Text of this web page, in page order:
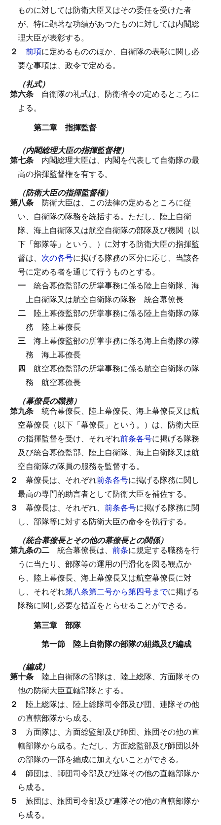
ものに対しては防衛大臣又はその委任を受けた者
が、特に顕著な功績があつたものに対しては内閣総
理大臣が表彰する。
２ 前項に定めるもののほか、自衛隊の表彰に関し必
要な事項は、政令で定める。
（礼式）
第六条 自衛隊の礼式は、防衛省令の定めるところに
よる。
第二章 指揮監督
（内閣総理大臣の指揮監督権）
第七条 内閣総理大臣は、内閣を代表して自衛隊の最
高の指揮監督権を有する。
（防衛大臣の指揮監督権）
第八条 防衛大臣は、この法律の定めるところに従
い、自衛隊の隊務を統括する。 ただし、陸上自衛
隊、海上自衛隊又は航空自衛隊の部隊及び機関（以
下「部隊等」という。）に対する防衛大臣の指揮監
督は、 次の各号に掲げる隊務の区分に応じ、当該各
号に定める者を通じて行うものとする。
一 統合幕僚監部の所掌事務に係る陸上自衛隊、海
上自衛隊又は航空自衛隊の隊務
統合幕僚長
二 陸上幕僚監部の所掌事務に係る陸上自衛隊の隊
務
陸上幕僚長
三 海上幕僚監部の所掌事務に係る海上自衛隊の隊
務
海上幕僚長
四 航空幕僚監部の所掌事務に係る航空自衛隊の隊
務
航空幕僚長
（幕僚長の職務）
第九条 統合幕僚長、陸上幕僚長、海上幕僚長又は航
空幕僚長（以下「幕僚長」という。）は、防衛大臣
の指揮監督を受け、それぞれ前条各号に掲げる隊務
及び統合幕僚監部、陸上自衛隊、海上自衛隊又は航
空自衛隊の隊員の服務を監督する。
２ 幕僚長は、それぞれ前条各号に掲げる隊務に関し
最高の専門的助言者として防衛大臣を補佐する。
３ 幕僚長は、それぞれ、 前条各号に掲げる隊務に関
し、部隊等に対する防衛大臣の命令を執行する。
（統合幕僚長とその他の幕僚長との関係）
第九条の二 統合幕僚長は、 前条に規定する職務を行
うに当たり、部隊等の運用の円滑化を図る観点か
ら、陸上幕僚長、海上幕僚長又は航空幕僚長に対
し、それぞれ第八条第二号から第四号までに掲げる
隊務に関し必要な措置をとらせることができる。
第三章 部隊
第一節 陸上自衛隊の部隊の組織及び編成
（編成）
第十条 陸上自衛隊の部隊は、陸上総隊、方面隊その
他の防衛大臣直轄部隊とする。
２ 陸上総隊は、陸上総隊司令部及び団、連隊その他
の直轄部隊から成る。
３ 方面隊は、方面総監部及び師団、旅団その他の直
轄部隊から成る。 ただし、方面総監部及び師団以外
の部隊の一部を編成に加えないことができる。
４ 師団は、師団司令部及び連隊その他の直轄部隊か
ら成る。
５ 旅団は、旅団司令部及び連隊その他の直轄部隊か
ら成る。